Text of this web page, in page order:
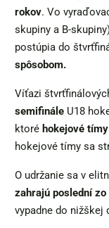
rokov. Vo
skupiny a B-
postúpia do
spôsobom.
Víťazi
semifinále U18
ktoré hokejové
hokejové tímy sa
O udržanie sa v
zahrajú poslední zo
vypadne do nižškej